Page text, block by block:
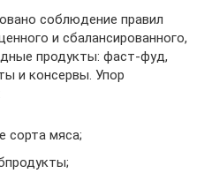
соблюдение правил
и сбалансированного,
продукты: фаст-фуд,
и консервы. Упор
сорта мяса;